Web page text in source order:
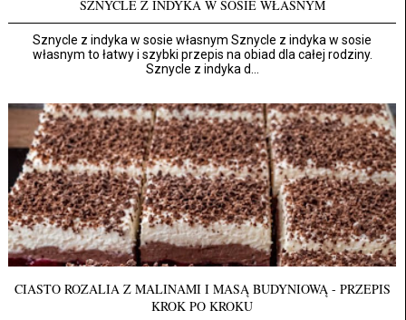
SZNYCLE Z INDYKA W SOSIE WŁASNYM
Sznycle z indyka w sosie własnym Sznycle z indyka w sosie
własnym to łatwy i szybki przepis na obiad dla całej rodziny.
Sznycle z indyka d...
CIASTO ROZALIA Z MALINAMI I MASĄ BUDYNIOWĄ - PRZEPIS
KROK PO KROKU